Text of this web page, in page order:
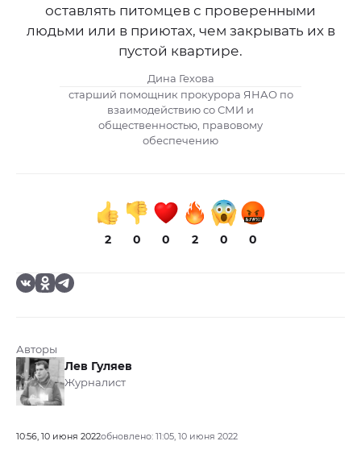
оставлять питомцев с проверенными
людьми или в приютах, чем закрывать их в
пустой квартире.
Дина Гехова
старший помощник прокурора ЯНАО по
взаимодействию со СМИ и
общественностью, правовому
обеспечению
2 0 0 2 0 0
Авторы
Лев Гуляев
Журналист
10:56, 10 июня 2022обновлено: 11:05, 10 июня 2022